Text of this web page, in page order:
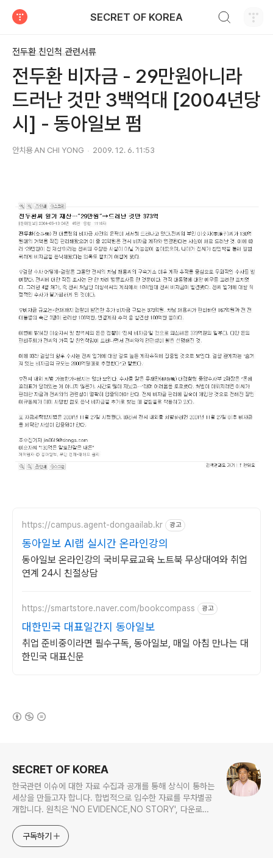
SECRET OF KOREA
전두환 친인척 관련서류
전두환 비자금 - 29만원아니라
드러난 것만 3백억대 [2004년당
시] - 동아일보 펌
안치용 AN CHI YONG 2009. 12. 6. 11:53
https://campus.agent-dongaailab.kr 광고
동아일보 AI랩 실시간 온라인강의
동아일보 온라인강의 국비무료교육 노트북 무상대여와 취업
연계 24시 친절상담
https://smartstore.naver.com/bookcompass 광고
대한민국 대표일간지 동아일보
취업 준비중이라면 필수구독, 동아일보, 매일 아침 만나는 대
한민국 대표신문
SECRET OF KOREA
한국관련 이슈에 대한 자료 수집과 공개를 통해 상식이 통하는
세상을 만들고자 합니다. 합법적으로 입수한 자료를 무차별공
개합니다. 원칙은 'NO EVIDENCE,NO STORY', 다운로드
jesim56@gmail.com, 안보일때는 구글리더나 RSS로!!
구독하기